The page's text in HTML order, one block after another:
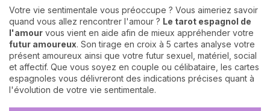
Votre vie sentimentale vous préoccupe ? Vous aimeriez savoir
quand vous allez rencontrer l'amour ? Le tarot espagnol de
l'amour vous vient en aide afin de mieux appréhender votre
futur amoureux. Son tirage en croix à 5 cartes analyse votre
présent amoureux ainsi que votre futur sexuel, matériel, social
et affectif. Que vous soyez en couple ou célibataire, les cartes
espagnoles vous délivreront des indications précises quant à
l'évolution de votre vie sentimentale.